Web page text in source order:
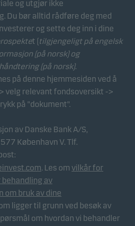
og utgjør ikke
Du bør alltid rådføre deg med
og sette deg inn i dine
t (tilgjengeligt på engelsk
(på norsk)og
(på norsk).
på denne hjemmesiden ved å
velg relevant fondsoversikt ->
på "dokument".
av Danske Bank A/S,
København V. Tlf.
. Les om vilkår for
av
om bruk av dine
ligger til grunn ved besøk av
om hvordan vi behandler
"preferanse"-)
gjør at vår hjemmeside husker
som påvirker måten siden
disse informasjonskapslene
bruker vi til å spore
funksjonaliteten til
hvordan besøkende
region de er fra og hvilke
Du kan avvise disse
i informasjonskapselfanen.